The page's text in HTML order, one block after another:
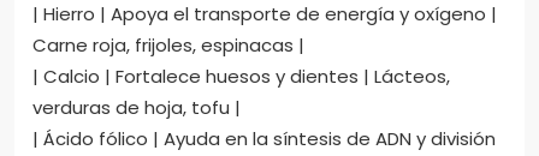
| Hierro | Apoya el transporte de energía y oxígeno |
Carne roja, frijoles, espinacas |
| Calcio | Fortalece huesos y dientes | Lácteos,
verduras de hoja, tofu |
| Ácido fólico | Ayuda en la síntesis de ADN y división